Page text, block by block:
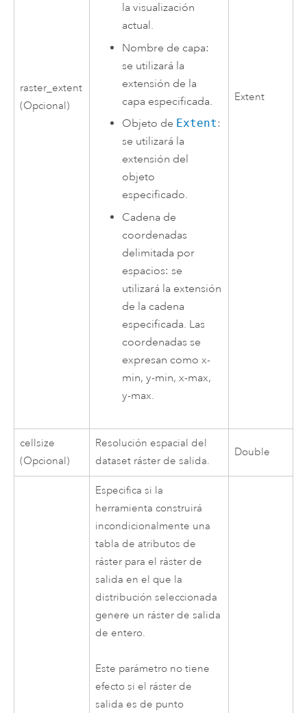
raster_extent
(Opcional)
la visualización
actual.
Nombre de capa:
se utilizará la
extensión de la
capa especificada.
Objeto de Extent:
se utilizará la
extensión del
objeto
especificado.
Cadena de
coordenadas
delimitada por
espacios: se
utilizará la extensión
de la cadena
especificada. Las
coordenadas se
expresan como x-
min, y-min, x-max,
y-max.
Extent
cellsize
(Opcional)
Resolución espacial del
dataset ráster de salida.
Double
Especifica si la
herramienta construirá
incondicionalmente una
tabla de atributos de
ráster para el ráster de
salida en el que la
distribución seleccionada
genere un ráster de salida
de entero.
Este parámetro no tiene
efecto si el ráster de
salida es de punto